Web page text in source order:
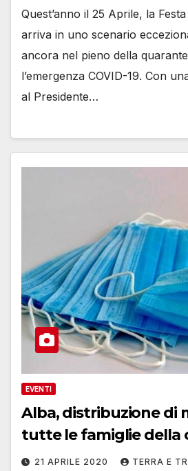
Quest’anno il 25 Aprile, la
arriva in uno scenario
ancora nel pieno della
l’emergenza COVID-19. Con
al Presidente…
EVENTI
Alba, distribuzione di
tutte le famiglie della
21 APRILE 2020 TERRA E